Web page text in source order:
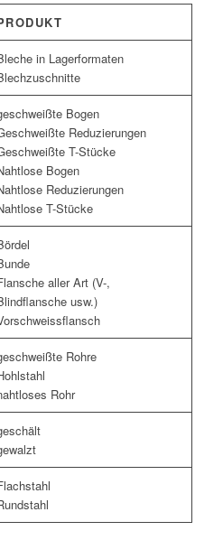
in Lagerformaten
Bogen
Reduzierungen
T-Stücke
Bogen
Reduzierungen
T-Stücke
aller Art (V-,
usw.)
Rohre
Rohr